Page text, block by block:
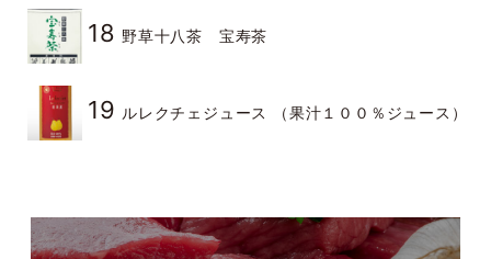
18 野草十八茶 宝寿茶
19 ルレクチェジュース （果汁１００％ジュース）